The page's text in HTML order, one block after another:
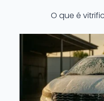
O que é